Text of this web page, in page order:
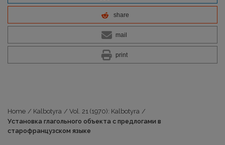
share
mail
print
Home / Kalbotyra / Vol. 21 (1970): Kalbotyra /
Установка глагольного объекта с предлогами в
старофранцузском языке